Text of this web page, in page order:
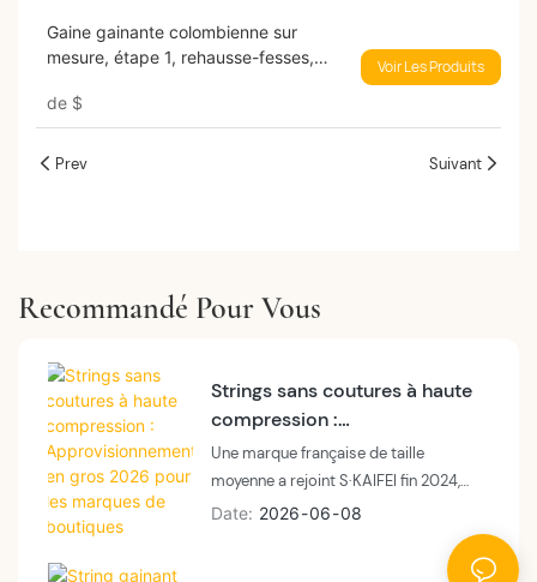
Gaine gainante colombienne sur
mesure, étape 1, rehausse-fesses,
de $
Voir Les Produits
Prev Suivant
Recommandé Pour Vous
Strings sans coutures à haute
compression :
Approvisionnement en gros
2026 pour les marques de
boutiques
Une marque française de taille
moyenne a rejoint S·KAIFEI fin 2024,
proposant des tongs sans coutures en
tube uniforme de calibre 20 avec un
Date 2026 06 08